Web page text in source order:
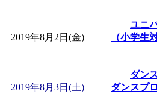
赤ちゃ
付期間：
「赤ちゃん
2019年8月2日(金)
ユニ
（小学生
2019年8月3日(土)
ダン
ダンスプ